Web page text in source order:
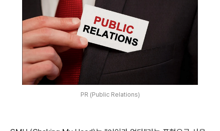
PR (Public Relations)